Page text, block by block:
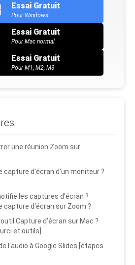
Essai Gratuit
Pour Windows
Essai Gratuit
Pour Mac normal
Essai Gratuit
Pour M1, M2, M3
une réunion Zoom sur
capture d'écran d'un moniteur ?
les captures d'écran ?
capture d'écran sur Zoom ?
Capture d'écran sur Mac ?
et outils]
l'audio à Google Slides [étapes